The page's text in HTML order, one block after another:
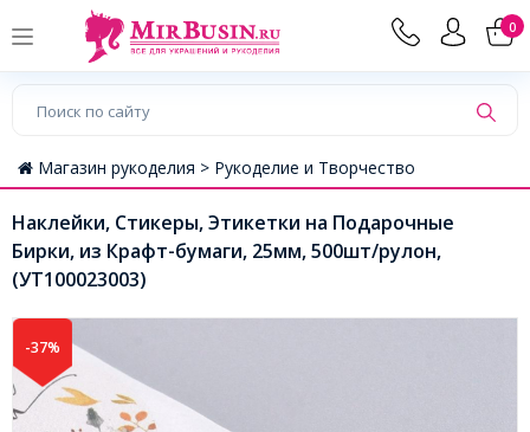
0
Магазин рукоделия > Рукоделие и Творчество
Наклейки, Стикеры, Этикетки на Подарочные
Бирки, из Крафт-бумаги, 25мм, 500шт/рулон,
(УТ100023003)
-37%